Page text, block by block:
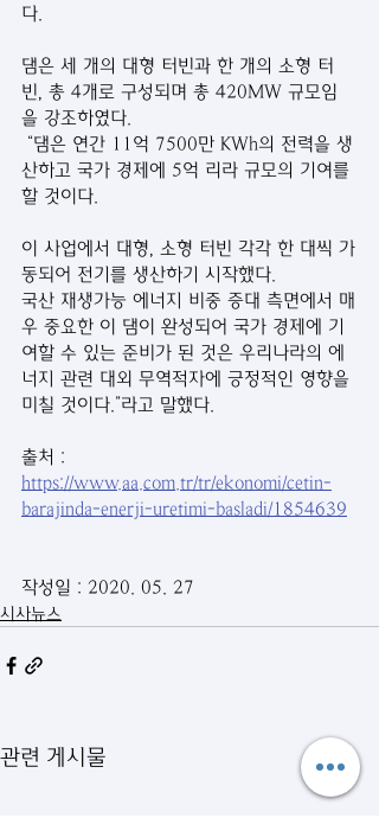
다.
댐은 세 개의 대형 터빈과 한 개의 소형 터
빈, 총 4개로 구성되며 총 420MW 규모임
을 강조하였다.
“댐은 연간 11억 7500만 KWh의 전력을 생
산하고 국가 경제에 5억 리라 규모의 기여를
할 것이다.
이 사업에서 대형, 소형 터빈 각각 한 대씩 가
동되어 전기를 생산하기 시작했다.
국산 재생가능 에너지 비중 증대 측면에서 매
우 중요한 이 댐이 완성되어 국가 경제에 기
여할 수 있는 준비가 된 것은 우리나라의 에
너지 관련 대외 무역적자에 긍정적인 영향을
미칠 것이다.”라고 말했다.
출처 :
https://www.aa.com.tr/tr/ekonomi/cetin-
barajinda-enerji-uretimi-basladi/1854639
작성일 : 2020. 05. 27
시사뉴스
관련 게시물